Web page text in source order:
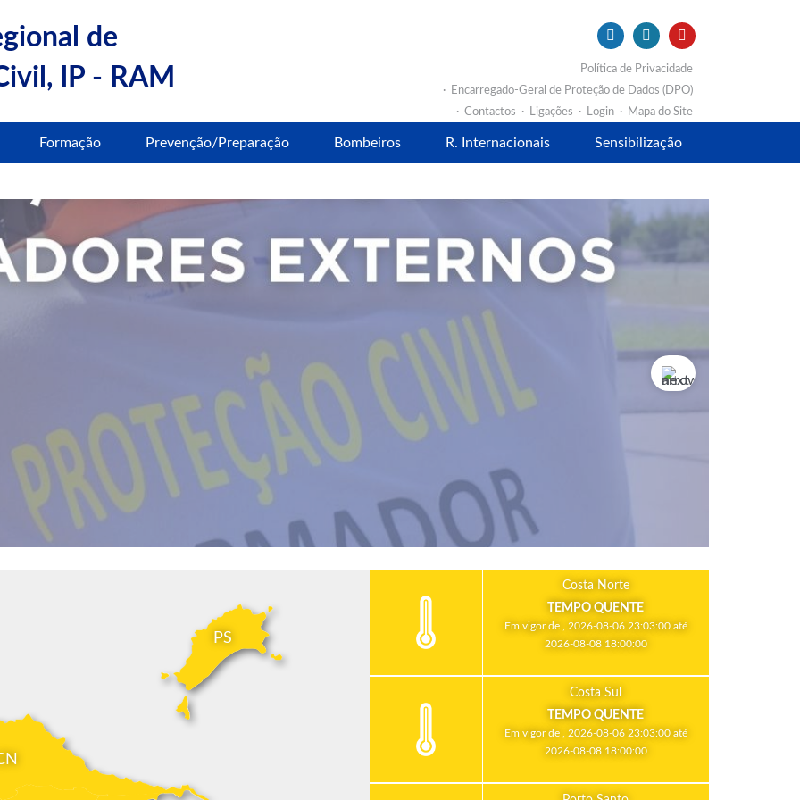
de
IP - RAM
Política de Privacidade
Encarregado-Geral de Proteção de Dados (DPO)
Contactos
Ligações Login Mapa do Site
Formação Prevenção/Preparação Bombeiros R. Internacionais Sensibilização
PS
Costa Norte
TEMPO QUENTE
Em vigor de , 2026-08-06 23:03:00 até
2026-08-08 18:00:00
Costa Sul
TEMPO QUENTE
Em vigor de , 2026-08-06 23:03:00 até
2026-08-08 18:00:00